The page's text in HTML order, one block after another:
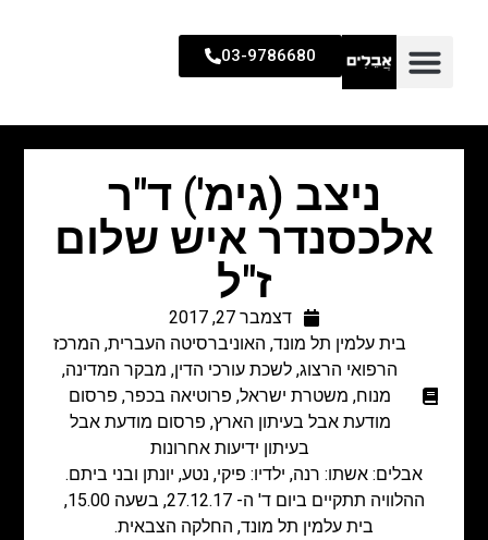
03-9786680
ניצב (גימ') ד"ר
אלכסנדר איש שלום
ז"ל
דצמבר 27, 2017
בית עלמין תל מונד, האוניברסיטה העברית, המרכז
הרפואי הרצוג, לשכת עורכי הדין, מבקר המדינה,
מנוח, משטרת ישראל, פרוטיאה בכפר, פרסום
מודעת אבל בעיתון הארץ, פרסום מודעת אבל
בעיתון ידיעות אחרונות
אבלים: אשתו: רנה, ילדיו: פיקי, נטע, יונתן ובני ביתם.
ההלוויה תתקיים ביום ד' ה- 27.12.17, בשעה 15.00,
בית עלמין תל מונד, החלקה הצבאית.